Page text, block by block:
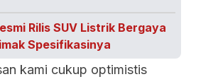
Rilis SUV Listrik Bergaya
Spesifikasinya
kami cukup optimistis